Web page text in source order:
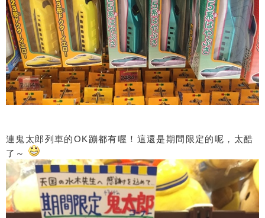
連鬼太郎列車的OK蹦都有喔！這還是期間限定的呢，太酷
了～